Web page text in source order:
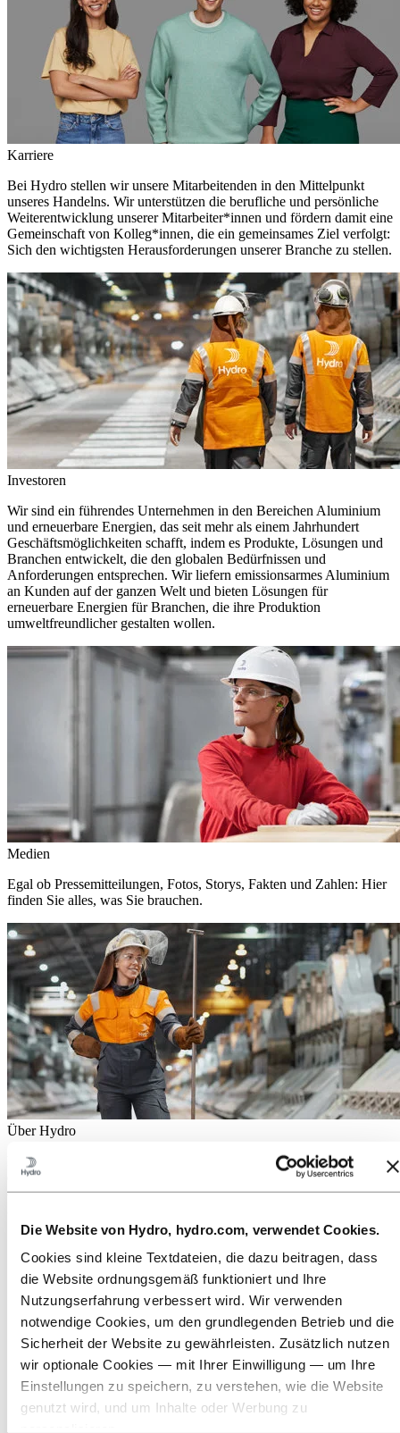
Die Website von Hydro, hydro.com, verwendet Cookies.
Cookies sind kleine Textdateien, die dazu beitragen, dass
die Website ordnungsgemäß funktioniert und Ihre
Nutzungserfahrung verbessert wird. Wir verwenden
notwendige Cookies, um den grundlegenden Betrieb und die
Sicherheit der Website zu gewährleisten. Zusätzlich nutzen
wir optionale Cookies — mit Ihrer Einwilligung — um Ihre
Einstellungen zu speichern, zu verstehen, wie die Website
genutzt wird, und um Inhalte oder Werbung zu
Karriere
Bei Hydro stellen wir unsere Mitarbeitenden in den Mittelpunkt
unseres Handelns. Wir unterstützen die berufliche und persönliche
Weiterentwicklung unserer Mitarbeiter*innen und fördern damit eine
Gemeinschaft von Kolleg*innen, die ein gemeinsames Ziel verfolgt:
Sich den wichtigsten Herausforderungen unserer Branche zu stellen.
Investoren
Wir sind ein führendes Unternehmen in den Bereichen Aluminium
und erneuerbare Energien, das seit mehr als einem Jahrhundert
Geschäftsmöglichkeiten schafft, indem es Produkte, Lösungen und
Branchen entwickelt, die den globalen Bedürfnissen und
Anforderungen entsprechen. Wir liefern emissionsarmes Aluminium
an Kunden auf der ganzen Welt und bieten Lösungen für
erneuerbare Energien für Branchen, die ihre Produktion
umweltfreundlicher gestalten wollen.
Medien
Egal ob Pressemitteilungen, Fotos, Storys, Fakten und Zahlen: Hier
finden Sie alles, was Sie brauchen.
Über Hydro
Hydro ist ein führendes Unternehmen für Aluminium und
erneuerbare Energien, das Unternehmen und Partnerschaften für
eine nachhaltigere Zukunft aufbaut. Wir beschäftigen
Zu:Aluminium
Produkte
Branchen, in denen wir tätig sind
Über Aluminium
Innovationen, Forschung und Entwicklung
ALUMINIUM 2026
Zu:Energie
Zu:Nachhaltigkeit
Unser Ansatz
Nachhaltigkeitsberichterstattung